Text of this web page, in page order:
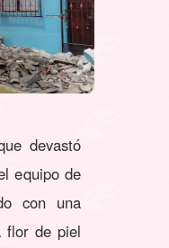
devastó
equipo de
con una
flor de piel